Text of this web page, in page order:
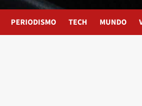
PERIODISMO TECH MUNDO